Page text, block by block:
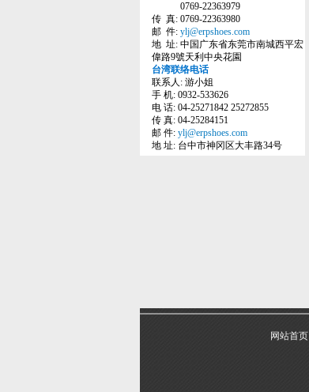
0769-22363979
传 真: 0769-22363980
邮 件: ylj@erpshoes.com
地 址: 中国广东省东莞市南城西平宏
偉路9號天利中央花園
台湾联络电话
联系人: 游小姐
手 机: 0932-533626
电 话: 04-25271842 25272855
传 真: 04-25284151
邮 件: ylj@erpshoes.com
地 址: 台中市神冈区大丰路34号
网站首页